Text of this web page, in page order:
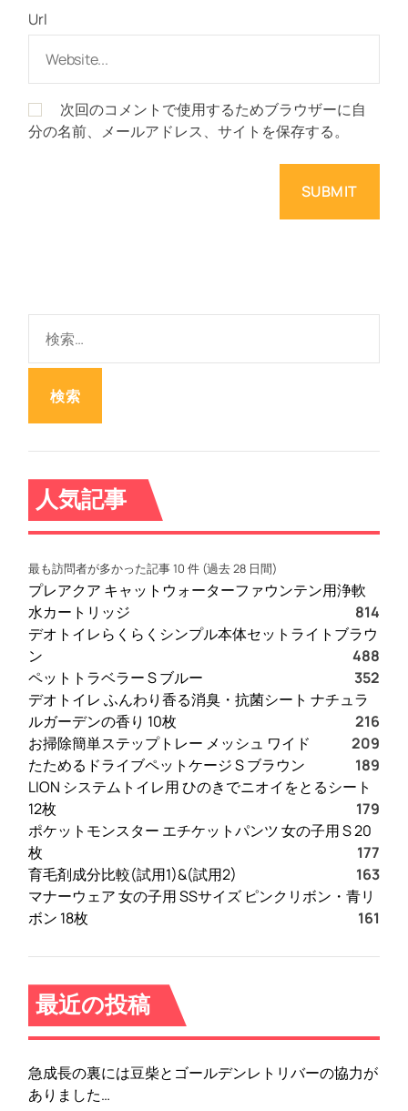
Url
次回のコメントで使用するためブラウザーに自
分の名前、メールアドレス、サイトを保存する。
:
人気記事
最も訪問者が多かった記事 10 件 (過去 28 日間)
プレアクア キャットウォーターファウンテン用浄軟
水カートリッジ
814
デオトイレらくらくシンプル本体セットライトブラウ
ン
488
ペットトラベラー S ブルー
352
デオトイレ ふんわり香る消臭・抗菌シート ナチュラ
ルガーデンの香り 10枚
216
お掃除簡単ステップトレー メッシュ ワイド
209
たためるドライブペットケージ S ブラウン
189
LION システムトイレ用 ひのきでニオイをとるシート
12枚
179
ポケットモンスター エチケットパンツ 女の子用 S 20
枚
177
育毛剤成分比較(試用1)&(試用2)
163
マナーウェア 女の子用 SSサイズ ピンクリボン・青リ
ボン 18枚
161
最近の投稿
急成長の裏には豆柴とゴールデンレトリバーの協力が
ありました…